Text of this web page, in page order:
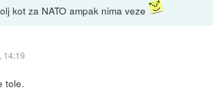
kot za NATO ampak nima veze
14:19
tole.